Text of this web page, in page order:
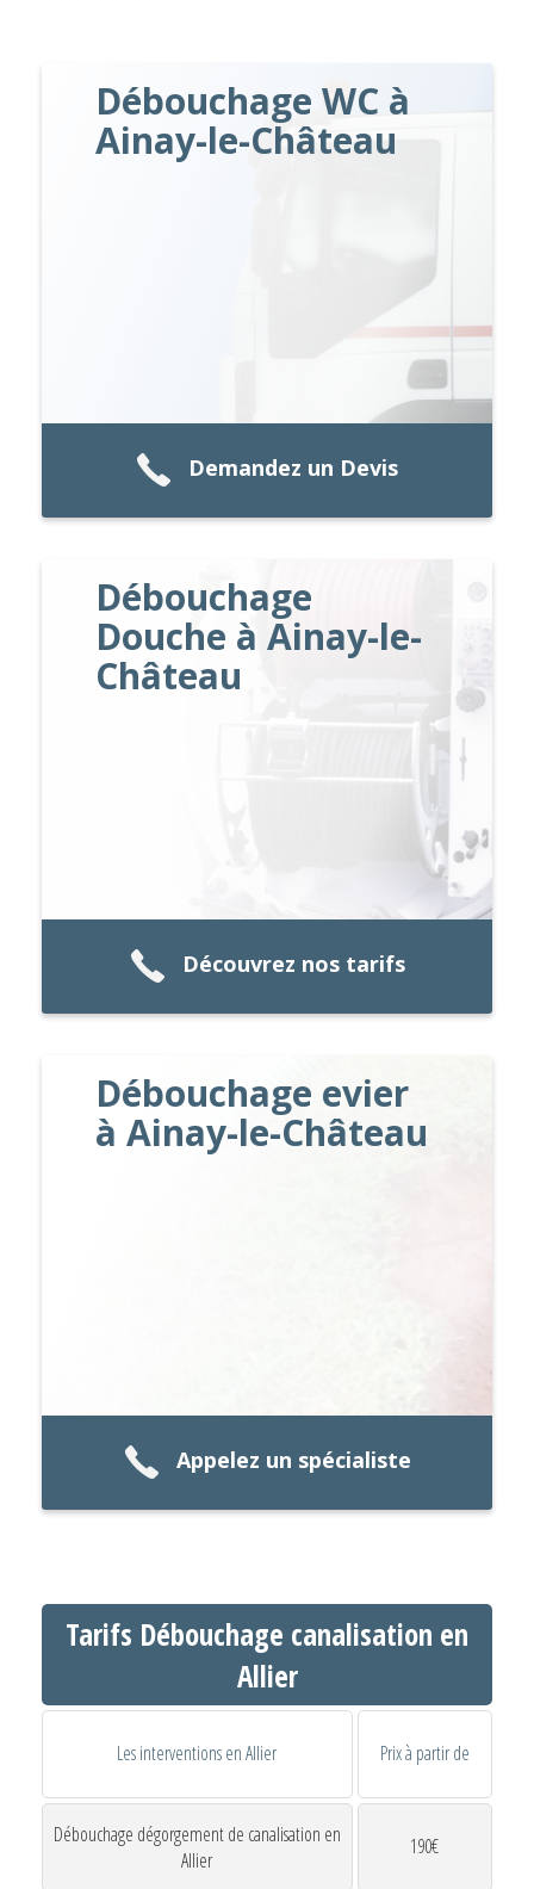
Débouchage WC à
Ainay-le-Château
Demandez un Devis
Débouchage
Douche à Ainay-le-
Château
Découvrez nos tarifs
Débouchage evier
à Ainay-le-Château
Appelez un spécialiste
Tarifs Débouchage canalisation en
Allier
Les interventions en Allier Prix à partir de
Débouchage dégorgement de canalisation en
Allier
190€